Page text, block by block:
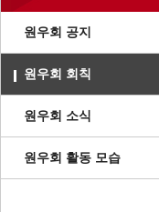
원우회 공지
원우회 회칙
원우회 소식
원우회 활동 모습